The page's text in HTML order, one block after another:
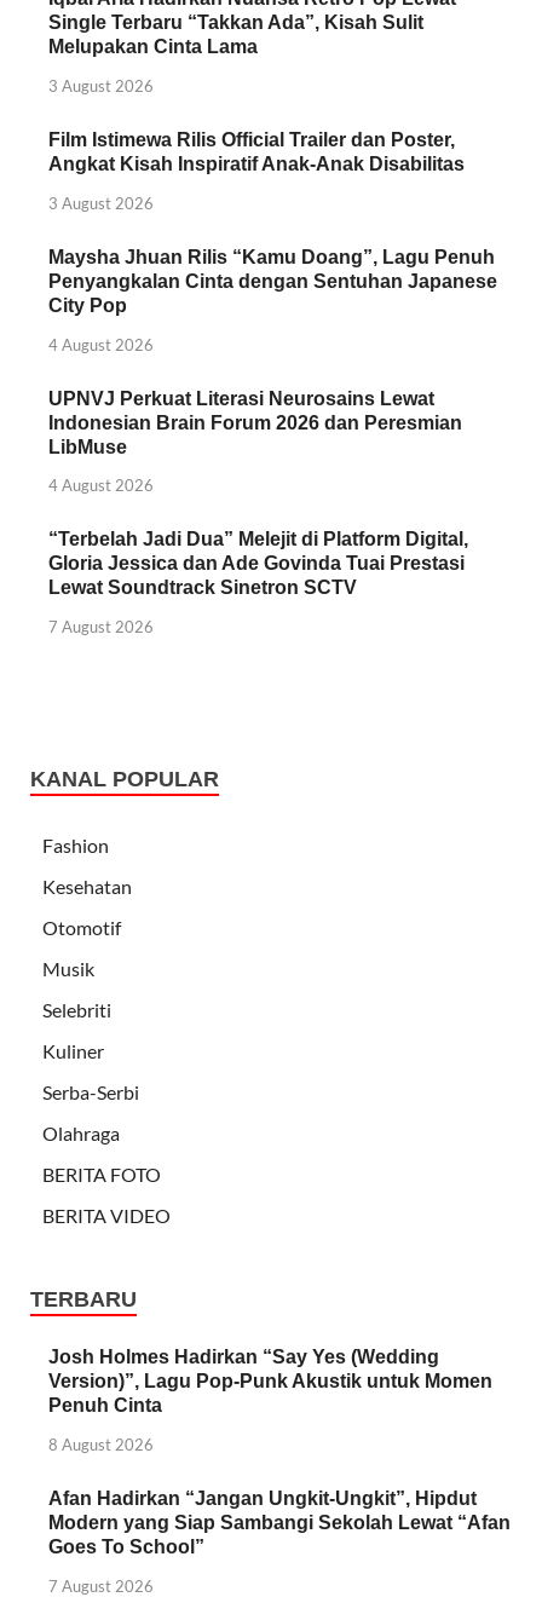
Single Terbaru “Takkan Ada”, Kisah Sulit
Melupakan Cinta Lama
3 August 2026
Film Istimewa Rilis Official Trailer dan Poster,
Angkat Kisah Inspiratif Anak-Anak Disabilitas
3 August 2026
Maysha Jhuan Rilis “Kamu Doang”, Lagu Penuh
Penyangkalan Cinta dengan Sentuhan Japanese
City Pop
4 August 2026
UPNVJ Perkuat Literasi Neurosains Lewat
Indonesian Brain Forum 2026 dan Peresmian
LibMuse
4 August 2026
“Terbelah Jadi Dua” Melejit di Platform Digital,
Gloria Jessica dan Ade Govinda Tuai Prestasi
Lewat Soundtrack Sinetron SCTV
7 August 2026
KANAL POPULAR
Fashion
Kesehatan
Otomotif
Musik
Selebriti
Kuliner
Serba-Serbi
Olahraga
BERITA FOTO
BERITA VIDEO
TERBARU
Josh Holmes Hadirkan “Say Yes (Wedding
Version)”, Lagu Pop-Punk Akustik untuk Momen
Penuh Cinta
8 August 2026
Afan Hadirkan “Jangan Ungkit-Ungkit”, Hipdut
Modern yang Siap Sambangi Sekolah Lewat “Afan
Goes To School”
7 August 2026